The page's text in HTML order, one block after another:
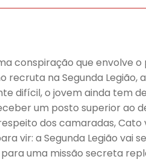
conspiração que envolve
na Segunda Legião,
difícil, o jovem ainda tem
um posto superior ao
dos camaradas,
vir: a Segunda Legião
uma missão secreta